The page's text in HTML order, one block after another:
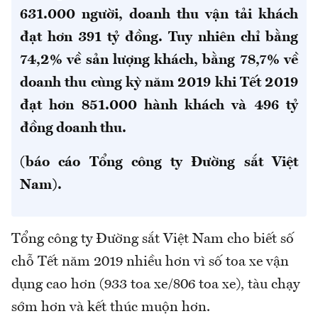
631.000 người, doanh thu vận tải khách
đạt hơn 391 tỷ đồng. Tuy nhiên chỉ bằng
74,2% về sản lượng khách, bằng 78,7% về
doanh thu cùng kỳ năm 2019 khi Tết 2019
đạt hơn 851.000 hành khách và 496 tỷ
đồng doanh thu.
(báo cáo Tổng công ty Đường sắt Việt
Nam).
Tổng công ty Đường sắt Việt Nam cho biết số
chỗ Tết năm 2019 nhiều hơn vì số toa xe vận
dụng cao hơn (933 toa xe/806 toa xe), tàu chạy
sớm hơn và kết thúc muộn hơn.